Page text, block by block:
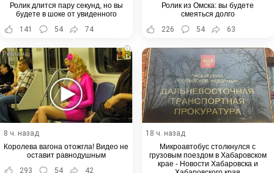
Ролик длится пару секунд, но вы
будете в шоке от увиденного
141
54 74
Ролик из Омска: вы будете
смеяться долго
226
54 63
i
8 ч. назад
Королева вагона отожгла! Видео не
оставит равнодушным
293
54 42
18 ч. назад
Микроавтобус столкнулся с
грузовым поездом в Хабаровском
крае - Новости Хабаровска и